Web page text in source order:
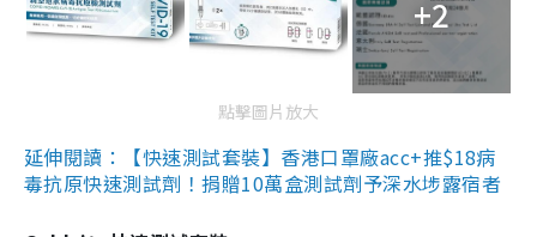
+2
點擊圖片放大
延伸閱讀：【快速測試套裝】香港口罩廠acc+推$18病
毒抗原快速測試劑！捐贈10萬盒測試劑予深水埗露宿者